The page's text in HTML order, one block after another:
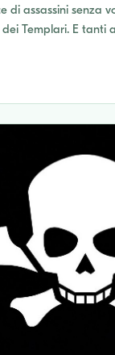
di assassini senza
Templari. E